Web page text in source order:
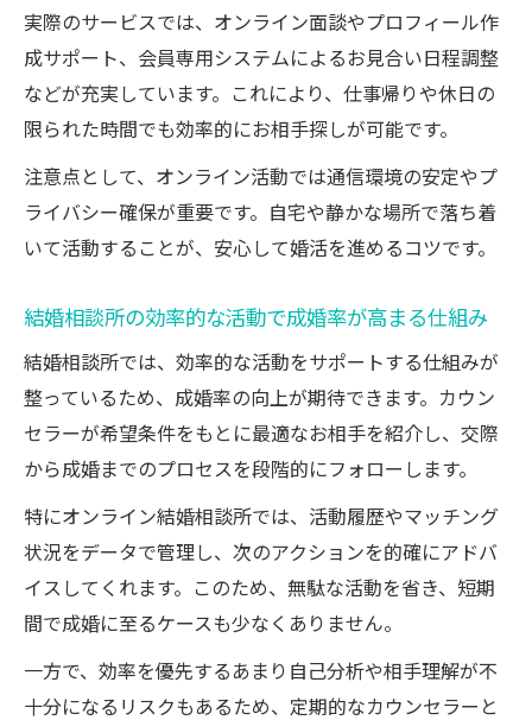
実際のサービスでは、オンライン面談やプロフィール作
成サポート、会員専用システムによるお見合い日程調整
などが充実しています。これにより、仕事帰りや休日の
限られた時間でも効率的にお相手探しが可能です。
注意点として、オンライン活動では通信環境の安定やプ
ライバシー確保が重要です。自宅や静かな場所で落ち着
いて活動することが、安心して婚活を進めるコツです。
結婚相談所の効率的な活動で成婚率が高まる仕組み
結婚相談所では、効率的な活動をサポートする仕組みが
整っているため、成婚率の向上が期待できます。カウン
セラーが希望条件をもとに最適なお相手を紹介し、交際
から成婚までのプロセスを段階的にフォローします。
特にオンライン結婚相談所では、活動履歴やマッチング
状況をデータで管理し、次のアクションを的確にアドバ
イスしてくれます。このため、無駄な活動を省き、短期
間で成婚に至るケースも少なくありません。
一方で、効率を優先するあまり自己分析や相手理解が不
十分になるリスクもあるため、定期的なカウンセラーと